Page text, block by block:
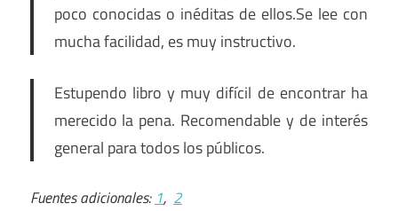
poco conocidas o inéditas de ellos.Se lee con
mucha facilidad, es muy instructivo.
Estupendo libro y muy difícil de encontrar ha
merecido la pena. Recomendable y de interés
general para todos los públicos.
Fuentes adicionales:1, 2